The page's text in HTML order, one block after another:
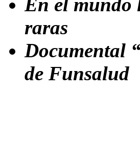
raras
Documental
de Funsalud